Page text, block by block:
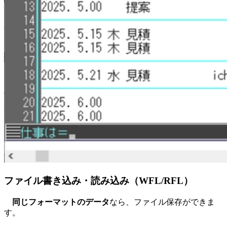
ファイル書き込み・読み込み（WFL/RFL）
同じフォーマットのデータなら、ファイル保存ができま
す。